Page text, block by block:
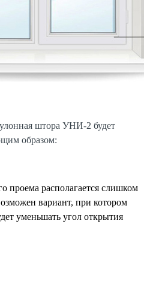
штора УНИ-2 будет
образом:
проема располагается слишком
вариант, при котором
уменьшать угол открытия